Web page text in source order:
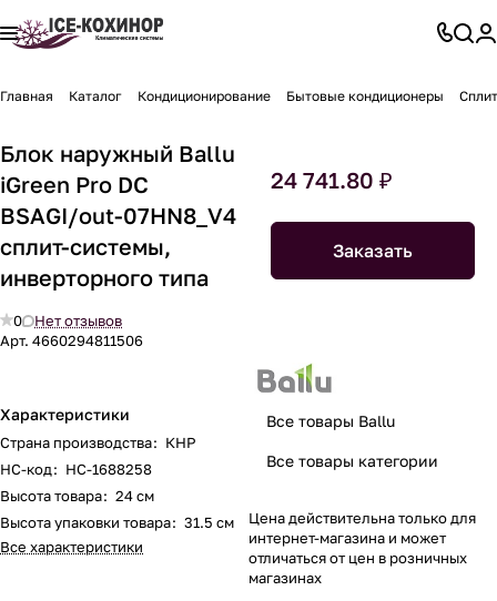
Главная Каталог Кондиционирование Бытовые кондиционеры
Блок наружный Ballu
iGreen Pro DC
BSAGI/out-07HN8_V4
сплит-системы,
инверторного типа
0
Нет отзывов
Арт. 4660294811506
Характеристики
Страна производства: КНР
НС-код: НС-1688258
Высота товара: 24 см
Высота упаковки товара: 31.5 см
Все характеристики
24 741.80 ₽
Заказать
Все товары Ballu
Все товары категории
Цена действительна только для
интернет-магазина и может
отличаться от цен в розничных
магазинах